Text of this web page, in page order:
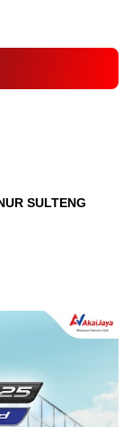
SULTENG